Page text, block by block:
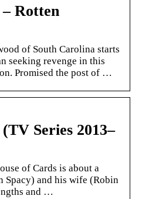
Rotten
of South Carolina starts
seeking revenge in this
Promised the post of …
Series 2013–
of Cards is about a
and his wife (Robin
and …